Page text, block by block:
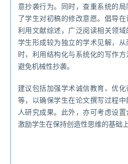
意抄袭行为。同时，查重系统的
了学生对初稿的修改意愿。倡导
利用文献综述，广泛阅读相关领
学生形成较为独立的学术见解，
时，利用结构化与系统化的写作
避免机械性抄袭。
建议包括加强学术诚信教育、优
等，以确保学生在论文撰写过程
人研究成果。此外，亦可考虑设
激励学生在保持创造性思维的基础